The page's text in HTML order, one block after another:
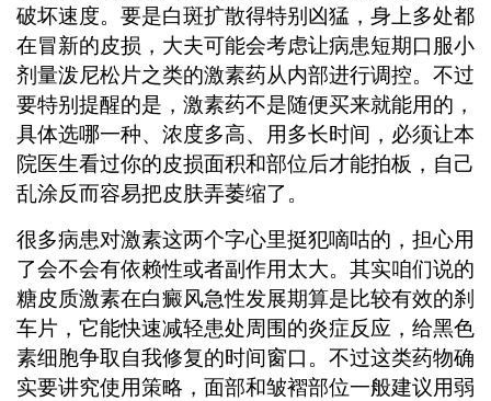
破坏速度。要是白斑扩散得特别凶猛，身上多处都
在冒新的皮损，大夫可能会考虑让病患短期口服小
剂量泼尼松片之类的激素药从内部进行调控。不过
要特别提醒的是，激素药不是随便买来就能用的，
具体选哪一种、浓度多高、用多长时间，必须让本
院医生看过你的皮损面积和部位后才能拍板，自己
乱涂反而容易把皮肤弄萎缩了。
很多病患对激素这两个字心里挺犯嘀咕的，担心用
了会不会有依赖性或者副作用太大。其实咱们说的
糖皮质激素在白癜风急性发展期算是比较有效的刹
车片，它能快速减轻患处周围的炎症反应，给黑色
素细胞争取自我修复的时间窗口。不过这类药物确
实要讲究使用策略，面部和皱褶部位一般建议用弱